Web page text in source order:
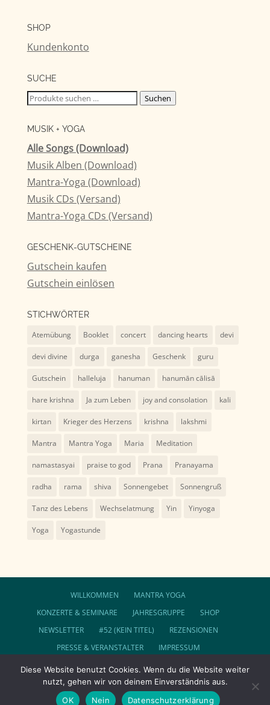
SHOP
Kundenkonto
SUCHE
Suchen
Suchen
MUSIK + YOGA
Alle Songs (Download)
Musik Alben (Download)
Mantra-Yoga (Download)
Musik CDs (Versand)
Mantra-Yoga CDs (Versand)
GESCHENK-GUTSCHEINE
Gutschein kaufen
Gutschein einlösen
STICHWÖRTER
Atemübung Booklet concert dancing hearts devi
devi divine durga ganesha Geschenk guru
Gutschein halleluja hanuman hanumān cālisā
hare krishna Ja zum Leben joy and consolation kali
kirtan Krieger des Herzens krishna lakshmi
Mantra Mantra Yoga Maria Meditation
namastasyai praise to god Prana Pranayama
radha rama shiva Sonnengebet Sonnengruß
Tanz des Lebens Wechselatmung Yin Yinyoga
Yoga Yogastunde
WILLKOMMEN
MANTRA YOGA
KONZERTE & SEMINARE
JAHRESGRUPPE
SHOP
NEWSLETTER
#52 (KEIN TITEL)
REZENSIONEN
PRESSE & VERANSTALTER
IMPRESSUM
DATENSCHUTZ
FOLGE SUNDARAM AUF FACEBOOK
COOKIE-RICHTLINIE (EU)
Diese Website benutzt Cookies. Wenn du die Website weiter
nutzt, gehen wir von deinem Einverständnis aus.
OK
Nein Datenschutzerklärung